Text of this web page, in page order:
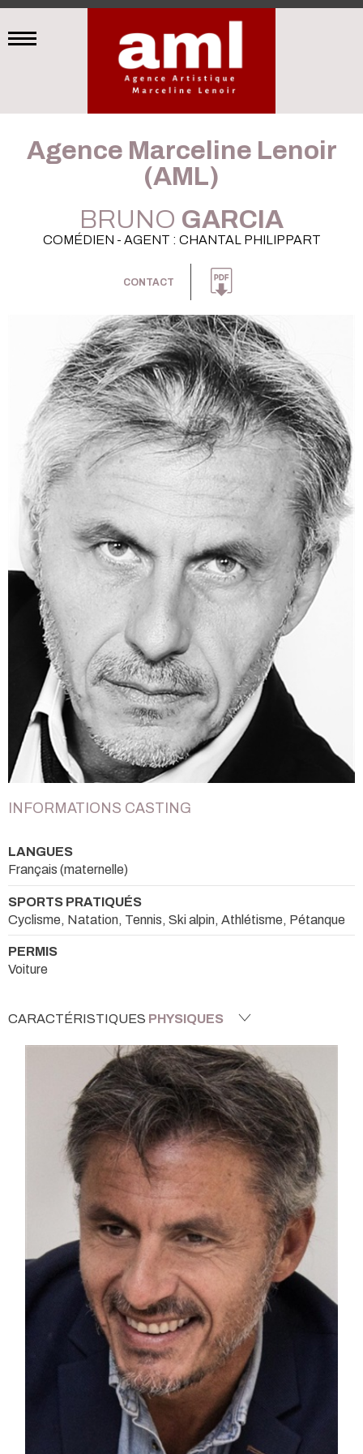
Agence Marceline Lenoir
(AML)
BRUNO GARCIA
COMÉDIEN - AGENT : CHANTAL PHILIPPART
CONTACT
INFORMATIONS CASTING
LANGUES
Français (maternelle)
SPORTS PRATIQUÉS
Cyclisme, Natation, Tennis, Ski alpin, Athlétisme, Pétanque
PERMIS
Voiture
CARACTÉRISTIQUES PHYSIQUES